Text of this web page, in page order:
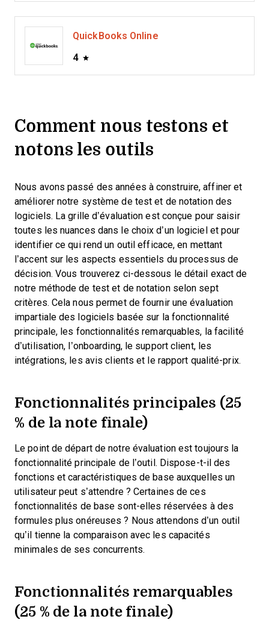
QuickBooks Online
4
Comment nous testons et
notons les outils
Nous avons passé des années à construire, affiner et
améliorer notre système de test et de notation des
logiciels. La grille d’évaluation est conçue pour saisir
toutes les nuances dans le choix d’un logiciel et pour
identifier ce qui rend un outil efficace, en mettant
l’accent sur les aspects essentiels du processus de
décision. Vous trouverez ci-dessous le détail exact de
notre méthode de test et de notation selon sept
critères. Cela nous permet de fournir une évaluation
impartiale des logiciels basée sur la fonctionnalité
principale, les fonctionnalités remarquables, la facilité
d’utilisation, l’onboarding, le support client, les
intégrations, les avis clients et le rapport qualité-prix.
Fonctionnalités principales (25
% de la note finale)
Le point de départ de notre évaluation est toujours la
fonctionnalité principale de l’outil. Dispose-t-il des
fonctions et caractéristiques de base auxquelles un
utilisateur peut s’attendre ? Certaines de ces
fonctionnalités de base sont-elles réservées à des
formules plus onéreuses ? Nous attendons d’un outil
qu’il tienne la comparaison avec les capacités
minimales de ses concurrents.
Fonctionnalités remarquables
(25 % de la note finale)